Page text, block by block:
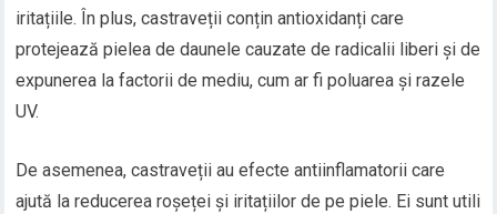
iritațiile. În plus, castraveții conțin antioxidanți care
protejează pielea de daunele cauzate de radicalii liberi și de
expunerea la factorii de mediu, cum ar fi poluarea și razele
UV.
De asemenea, castraveții au efecte antiinflamatorii care
ajută la reducerea roșeței și iritațiilor de pe piele. Ei sunt utili